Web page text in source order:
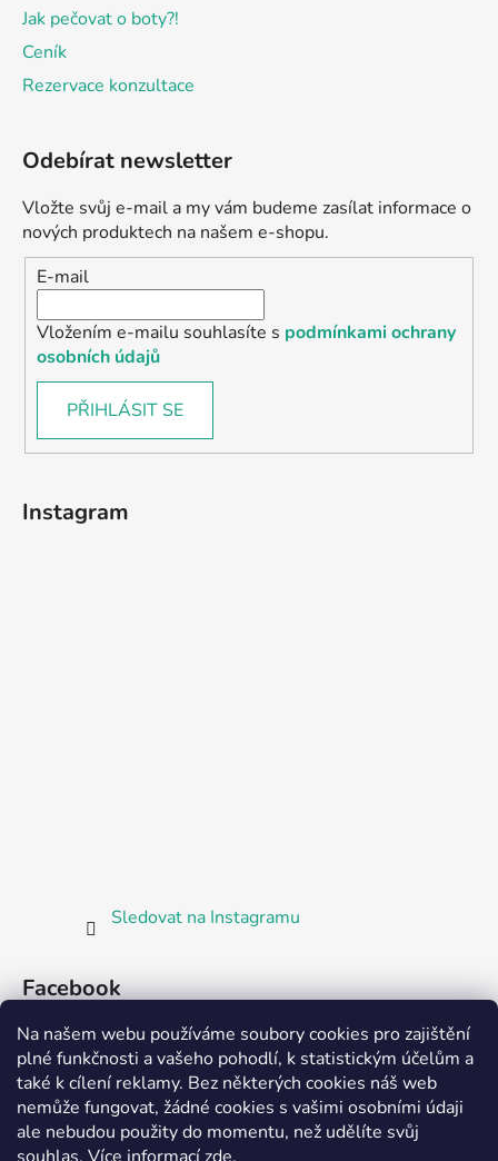
Na našem webu používáme soubory cookies pro zajištění
plné funkčnosti a vašeho pohodlí, k statistickým účelům a
také k cílení reklamy. Bez některých cookies náš web
nemůže fungovat, žádné cookies s vašimi osobními údaji
ale nebudou použity do momentu, než udělíte svůj
Jak pečovat o boty?!
Ceník
Rezervace konzultace
Odebírat newsletter
Vložte svůj e-mail a my vám budeme zasílat informace o
nových produktech na našem e-shopu.
E-mail
Vložením e-mailu souhlasíte s podmínkami ochrany
osobních údajů
PŘIHLÁSIT SE
Instagram
Sledovat na Instagramu
Facebook
Partnerská prodejna Barefoot Plzeň